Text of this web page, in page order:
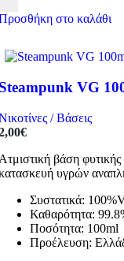
στο καλάθι
VG
/ Βάσεις
€
βάση φυτικής
υγρών
Συστατικά:
Καθαρότητα:
Ποσότητα: 100ml
Προέλευση: